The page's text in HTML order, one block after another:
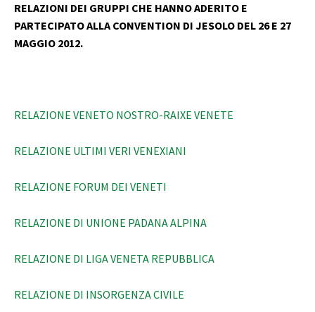
RELAZIONI DEI GRUPPI CHE HANNO ADERITO E
PARTECIPATO ALLA CONVENTION DI JESOLO DEL 26 E 27
MAGGIO 2012.
RELAZIONE VENETO NOSTRO-RAIXE VENETE
RELAZIONE ULTIMI VERI VENEXIANI
RELAZIONE FORUM DEI VENETI
RELAZIONE DI UNIONE PADANA ALPINA
RELAZIONE DI LIGA VENETA REPUBBLICA
RELAZIONE DI INSORGENZA CIVILE